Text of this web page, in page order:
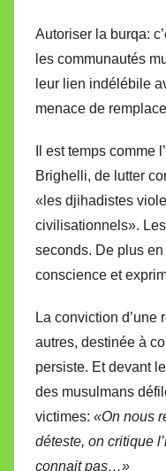
Autoriser la burqa:
les communautés
leur lien indélébile
menace de
Il est temps comme
Brighelli, de lutter
«les djihadistes
civilisationnels».
seconds. De plus
conscience et
La conviction
autres, destinée à
persiste. Et devant
des musulmans
victimes: «On nous
déteste, on critique
connait pas…»